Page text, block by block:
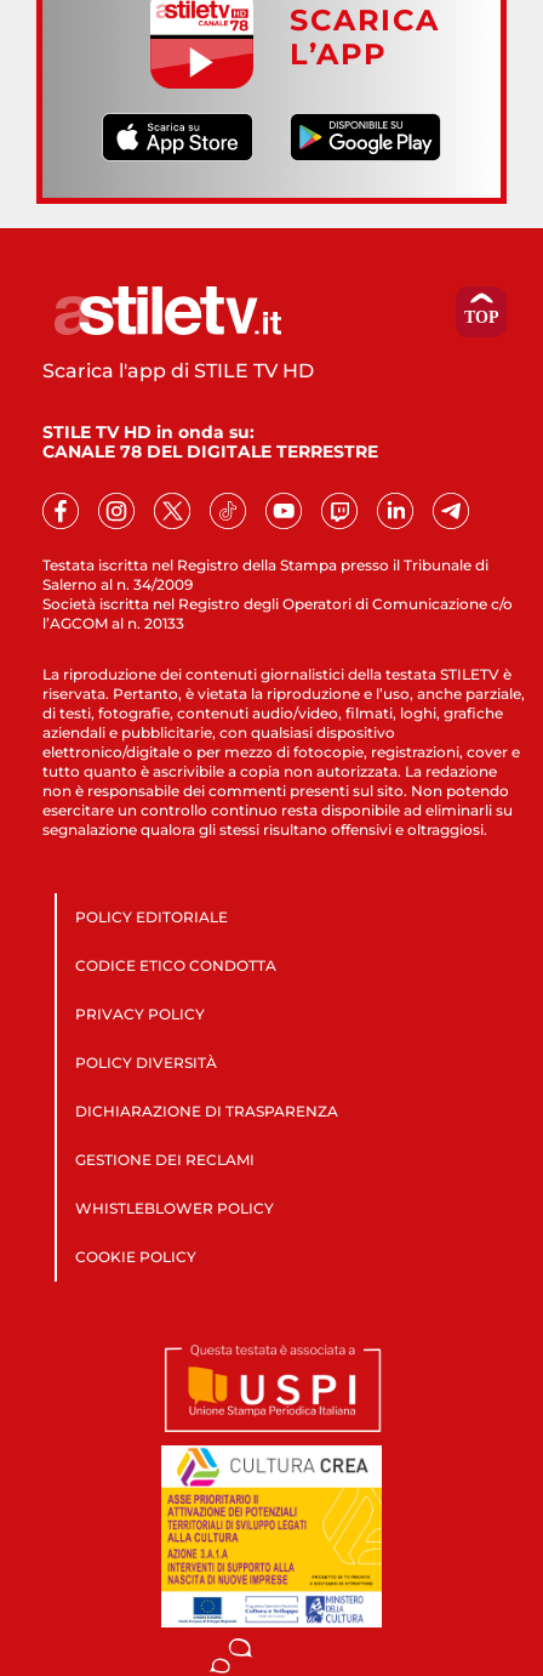
SCARICA
L’APP
Testata iscritta nel Registro della Stampa presso il Tribunale di
Salerno al n. 34/2009
Società iscritta nel Registro degli Operatori di Comunicazione c/o
l’AGCOM al n. 20133
Scarica l'app di STILE TV HD
STILE TV HD in onda su:
CANALE 78 DEL DIGITALE TERRESTRE
La riproduzione dei contenuti giornalistici della testata STILETV è
riservata. Pertanto, è vietata la riproduzione e l’uso, anche parziale,
di testi, fotografie, contenuti audio/video, filmati, loghi, grafiche
aziendali e pubblicitarie, con qualsiasi dispositivo
elettronico/digitale o per mezzo di fotocopie, registrazioni, cover e
tutto quanto è ascrivibile a copia non autorizzata. La redazione
non è responsabile dei commenti presenti sul sito. Non potendo
esercitare un controllo continuo resta disponibile ad eliminarli su
segnalazione qualora gli stessi risultano offensivi e oltraggiosi.
POLICY EDITORIALE
CODICE ETICO CONDOTTA
PRIVACY POLICY
POLICY DIVERSITÀ
DICHIARAZIONE DI TRASPARENZA
GESTIONE DEI RECLAMI
WHISTLEBLOWER POLICY
COOKIE POLICY